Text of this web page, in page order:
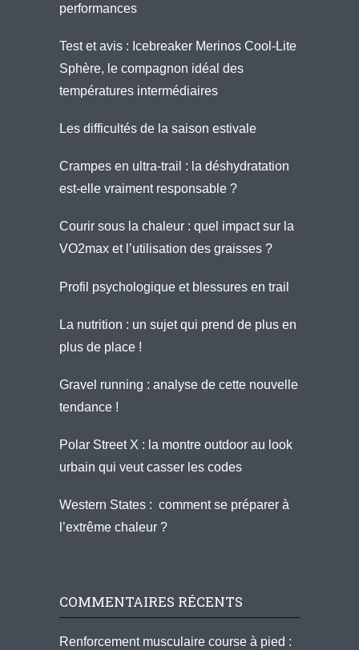
performances
Test et avis : Icebreaker Merinos Cool-Lite
Sphère, le compagnon idéal des
températures intermédiaires
Les difficultés de la saison estivale
Crampes en ultra-trail : la déshydratation
est-elle vraiment responsable ?
Courir sous la chaleur : quel impact sur la
VO2max et l’utilisation des graisses ?
Profil psychologique et blessures en trail
La nutrition : un sujet qui prend de plus en
plus de place !
Gravel running : analyse de cette nouvelle
tendance !
Polar Street X : la montre outdoor au look
urbain qui veut casser les codes
Western States : comment se préparer à
l’extrême chaleur ?
COMMENTAIRES RÉCENTS
Renforcement musculaire course à pied :